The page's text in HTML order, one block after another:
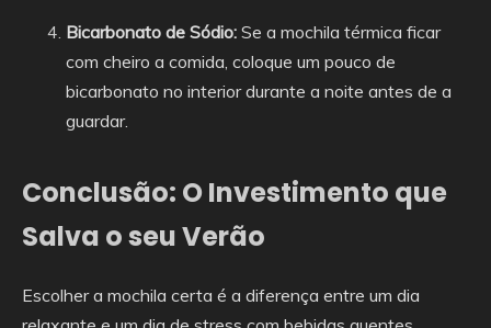
Bicarbonato de Sódio: Se a mochila térmica ficar
com cheiro a comida, coloque um pouco de
bicarbonato no interior durante a noite antes de a
guardar.
Conclusão: O Investimento que
Salva o seu Verão
Escolher a mochila certa é a diferença entre um dia